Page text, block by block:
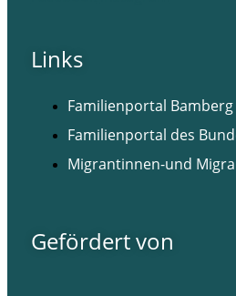
Links
Familienportal Bamberg
Familienportal des
Migrantinnen-und
Gefördert von